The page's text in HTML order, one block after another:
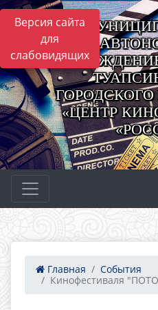
Версия сайта
для
слабовидящих
«ЦЕНТР
Главная
События
Кинофестиваля